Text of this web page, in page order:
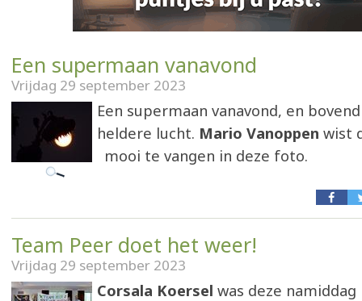
Een supermaan vanavond
Vrijdag 29 september 2023
Een supermaan vanavond, en
heldere lucht. Mario Vanoppen wist
mooi te vangen in deze foto.
Team Peer doet het weer!
Vrijdag 29 september 2023
Corsala Koersel was deze